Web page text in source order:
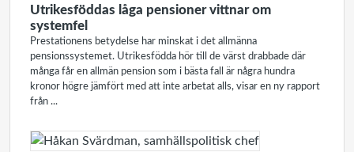
Utrikesföddas låga pensioner vittnar om
systemfel
Prestationens betydelse har minskat i det allmänna
pensionssystemet. Utrikesfödda hör till de värst drabbade där
många får en allmän pension som i bästa fall är några hundra
kronor högre jämfört med att inte arbetat alls, visar en ny rapport
från ...